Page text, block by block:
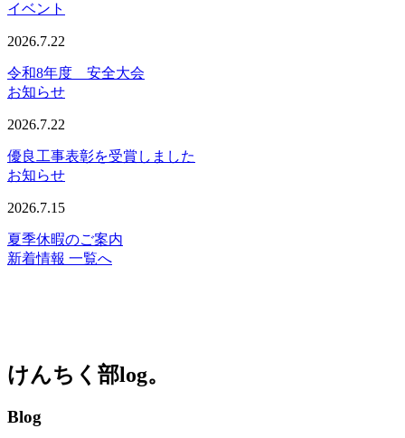
イベント
2026.7.22
令和8年度 安全大会
お知らせ
2026.7.22
優良工事表彰を受賞しました
お知らせ
2026.7.15
夏季休暇のご案内
新着情報 一覧へ
けんちく部log。
Blog